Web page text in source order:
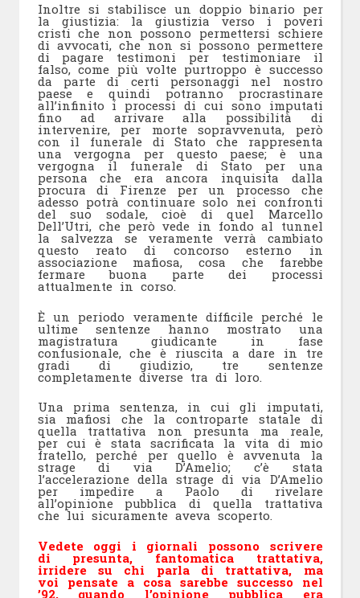
Inoltre si stabilisce un doppio binario per
la giustizia: la giustizia verso i poveri
cristi che non possono permettersi schiere
di avvocati, che non si possono permettere
di pagare testimoni per testimoniare il
falso, come più volte purtroppo è successo
da parte di certi personaggi nel nostro
paese e quindi potranno procrastinare
all’infinito i processi di cui sono imputati
fino ad arrivare alla possibilità di
intervenire, per morte sopravvenuta, però
con il funerale di Stato che rappresenta
una vergogna per questo paese; è una
vergogna il funerale di Stato per una
persona che era ancora inquisita dalla
procura di Firenze per un processo che
adesso potrà continuare solo nei confronti
del suo sodale, cioè di quel Marcello
Dell’Utri, che però vede in fondo al tunnel
la salvezza se veramente verrà cambiato
questo reato di concorso esterno in
associazione mafiosa, cosa che farebbe
fermare buona parte dei processi
attualmente in corso.
È un periodo veramente difficile perché le
ultime sentenze hanno mostrato una
magistratura giudicante in fase
confusionale, che è riuscita a dare in tre
gradi di giudizio, tre sentenze
completamente diverse tra di loro.
Una prima sentenza, in cui gli imputati,
sia mafiosi che la controparte statale di
quella trattativa non presunta ma reale,
per cui è stata sacrificata la vita di mio
fratello, perché per quello è avvenuta la
strage di via D’Amelio; c’è stata
l’accelerazione della strage di via D’Amelio
per impedire a Paolo di rivelare
all’opinione pubblica di quella trattativa
che lui sicuramente aveva scoperto.
Vedete oggi i giornali possono scrivere
di presunta, fantomatica trattativa,
irridere su chi parla di trattativa, ma
voi pensate a cosa sarebbe successo nel
’92, quando l’opinione pubblica era